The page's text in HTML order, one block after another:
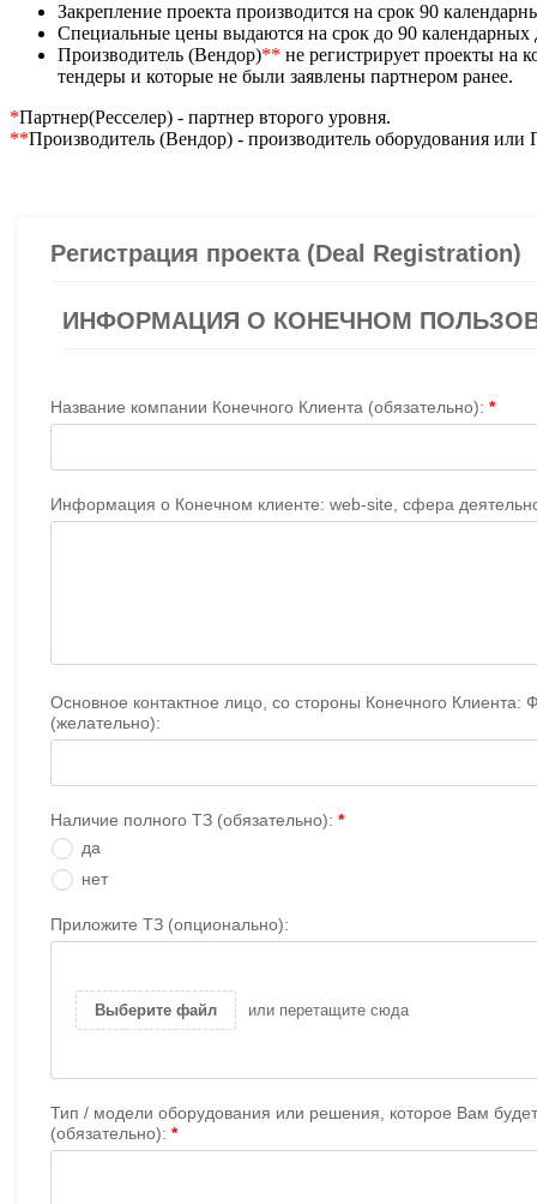
Закрепление проекта производится на срок 90
Специальные цены выдаются на срок до 90 календарных
Производитель (Вендор)** не регистрирует проекты на
тендеры и которые не были заявлены партнером ранее.
*Партнер(Ресселер) - партнер второго уровня.
**Производитель (Вендор) - производитель оборудования